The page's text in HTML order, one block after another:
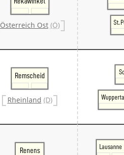
Österreich Ost (Ö) St.
Remscheid
Rheinland (D)
Renens Lausanne